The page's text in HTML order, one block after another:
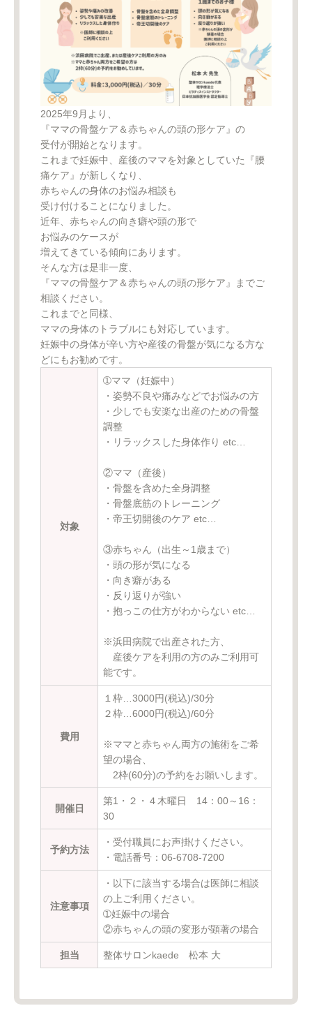
2025年9月より、
『ママの骨盤ケア＆赤ちゃんの頭の形ケア』の
受付が開始となります。
これまで妊娠中、産後のママを対象としていた『腰
痛ケア』が新しくなり、
赤ちゃんの身体のお悩み相談も
受け付けることになりました。
近年、赤ちゃんの向き癖や頭の形で
お悩みのケースが
増えてきている傾向にあります。
そんな方は是非一度、
『ママの骨盤ケア＆赤ちゃんの頭の形ケア』までご
相談ください。
これまでと同様、
ママの身体のトラブルにも対応しています。
妊娠中の身体が辛い方や産後の骨盤が気になる方な
どにもお勧めです。
対象
➀ママ（妊娠中）
・姿勢不良や痛みなどでお悩みの方
・少しでも安楽な出産のための骨盤
調整
・リラックスした身体作り etc…
②ママ（産後）
・骨盤を含めた全身調整
・骨盤底筋のトレーニング
・帝王切開後のケア etc…
③赤ちゃん（出生～1歳まで）
・頭の形が気になる
・向き癖がある
・反り返りが強い
・抱っこの仕方がわからない etc…
※浜田病院で出産された方、
産後ケアを利用の方のみご利用可
能です。
費用
１枠…3000円(税込)/30分
２枠…6000円(税込)/60分
※ママと赤ちゃん両方の施術をご希
望の場合、
2枠(60分)の予約をお願いします。
開催日
第1・２・４木曜日 14：00～16：
30
予約方法
・受付職員にお声掛けください。
・電話番号：06-6708-7200
注意事項
・以下に該当する場合は医師に相談
の上ご利用ください。
➀妊娠中の場合
②赤ちゃんの頭の変形が顕著の場合
担当 整体サロンkaede 松本 大